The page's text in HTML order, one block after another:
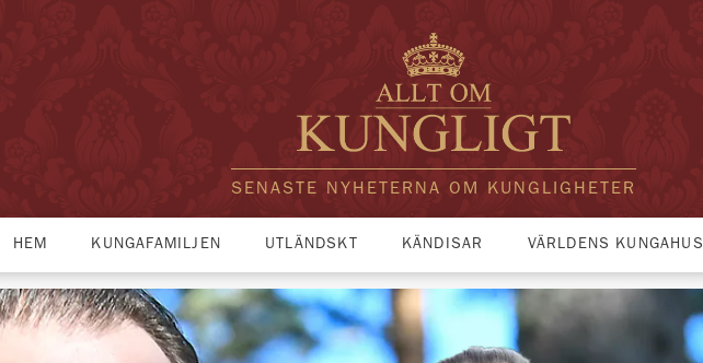
SENASTE NYHETERNA OM KUNGLIGHETER
HEM KUNGAFAMILJEN UTLÄNDSKT KÄNDISAR VÄRLDENS KUNGAHUS